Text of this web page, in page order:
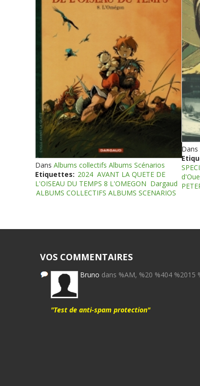
Dans Albums collectifs Albums Scénarios
Etiquettes: 2024 AVANT LA QUETE DE
L'OISEAU DU TEMPS 8 L'OMEGON Dargaud
ALBUMS COLLECTIFS ALBUMS SCENARIOS
Dans
VOS COMMENTAIRES
Bruno dans %AM, %20 %404 %2015
"Test de anti-spam protection"